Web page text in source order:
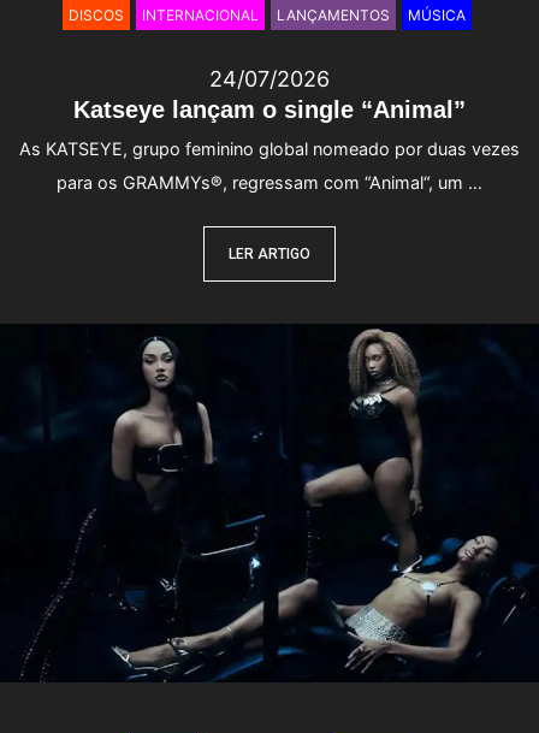
Katseye lançam o single “Animal”
24/07/2026
As KATSEYE, grupo feminino global nomeado por duas vezes
para os GRAMMYs®, regressam com “Animal“, um …
LER ARTIGO
DISCOS INTERNACIONAL LANÇAMENTOS MÚSICA